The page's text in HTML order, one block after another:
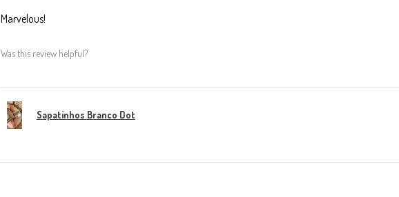
Marvelous!
Was this review helpful?
Sapatinhos Branco Dot